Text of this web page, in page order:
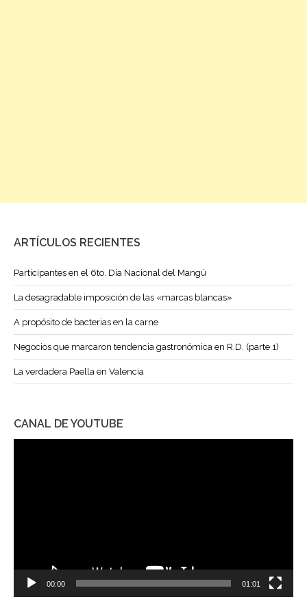
ARTÍCULOS RECIENTES
Participantes en el 6to. Día Nacional del Mangú
La desagradable imposición de las «marcas blancas»
A propósito de bacterias en la carne
Negocios que marcaron tendencia gastronómica en R.D. (parte 1)
La verdadera Paella en Valencia
CANAL DE YOUTUBE
00:00 01:01